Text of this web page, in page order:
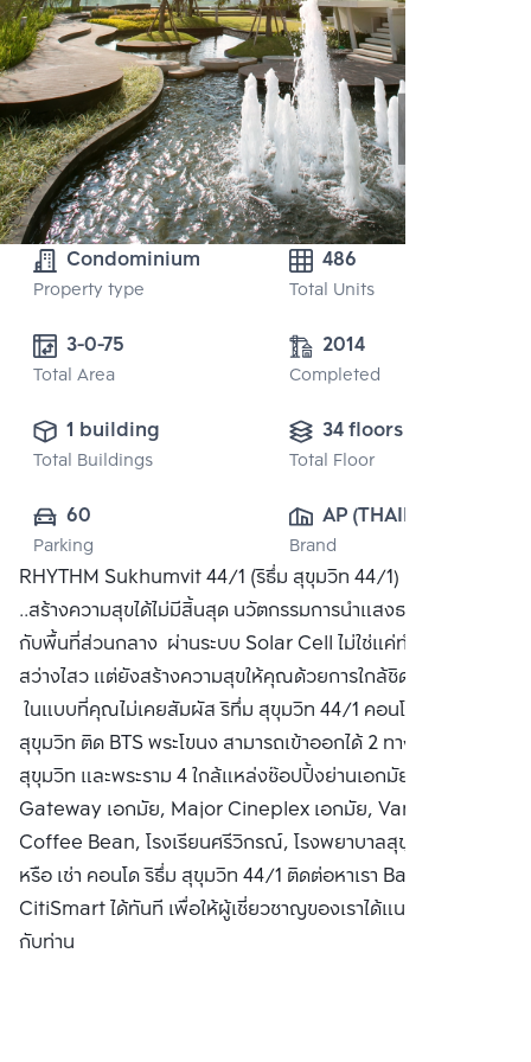
Condominium
Property type
486
Total Units
3-0-75
Total Area
2014
Completed
1 building
Total Buildings
34 floors
Total Floor
60
Parking
AP (THAILAND)
PUBLIC CO.,
LTD.
Brand
RHYTHM Sukhumvit 44/1 (ริธึ่ม สุขุมวิท 44/1) ธรรมชาติ
..สร้างความสุขได้ไม่มีสิ้นสุด นวัตกรรมการนำแสงธรรมชาติมาใช้
กับพื้นที่ส่วนกลาง ผ่านระบบ Solar Cell ไม่ใช่แค่ทำให้ชีวิต
สว่างไสว แต่ยังสร้างความสุขให้คุณด้วยการใกล้ชิดธรรมชาติ
ในแบบที่คุณไม่เคยสัมผัส ริทึ่ม สุขุมวิท 44/1 คอนโดหรู ริมถนน
สุขุมวิท ติด BTS พระโขนง สามารถเข้าออกได้ 2 ทาง ทั้งเส้นถนน
สุขุมวิท และพระราม 4 ใกล้แหล่งช๊อปปิ้งย่านเอกมัย เช่น
Gateway เอกมัย, Major Cineplex เอกมัย, Vanilla,
Coffee Bean, โรงเรียนศรีวิกรณ์, โรงพยาบาลสุขุมวิท ซื้อ ขาย
หรือ เช่า คอนโด ริธึ่ม สุขุมวิท 44/1 ติดต่อหาเรา Bangkok
CitiSmart ได้ทันที เพื่อให้ผู้เชี่ยวชาญของเราได้แนะนำคอนโดให้
กับท่าน